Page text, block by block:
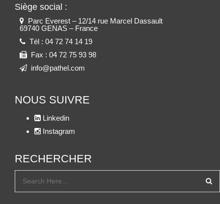
Siège social :
Parc Everest – 12/14 rue Marcel Dassault
69740 GENAS – France
Tél : 04 72 74 14 19
Fax : 04 72 75 93 98
info@pathel.com
NOUS SUIVRE
Linkedin
Instagram
RECHERCHER